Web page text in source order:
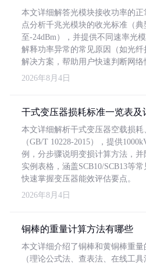
本文详细解答光模块接收功率的
点分析千兆光模块的收光标准（典
至-24dBm），并提供不同速率光
解释功率异常的常见原因（如光纤
解决方案，帮助用户快速判断网络
2026年8月4日
干式变压器损耗标准一览表及
本文详细解析干式变压器空载损
（GB/T 10228-2015），提供
例，分步骤说明变损计算方法，
实例表格，涵盖SCB10/SCB13等
快速掌握变压器能效评估要点。
2026年8月4日
铜棒的重量计算方法有哪些
本文详细介绍了铜棒和黄铜棒重
（理论公式法、查表法、在线工